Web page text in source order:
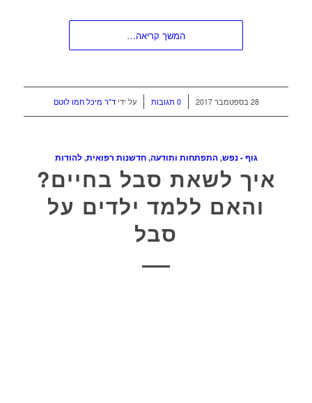
המשך קריאה…
28 בספטמבר 2017 / 0 תגובות על ידיד"ר מיכל חמו לוטם
גוף - נפש,התפתחות ותודעה,חדשנות רפואית,להודות
איך לשאת סבל בחיים?
והאם ללמד ילדים על
סבל